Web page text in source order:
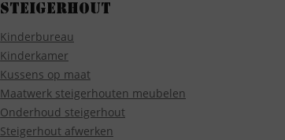
Steigerhout
Kinderbureau
Kinderkamer
Kussens op maat
Maatwerk steigerhouten meubelen
Onderhoud steigerhout
Steigerhout afwerken